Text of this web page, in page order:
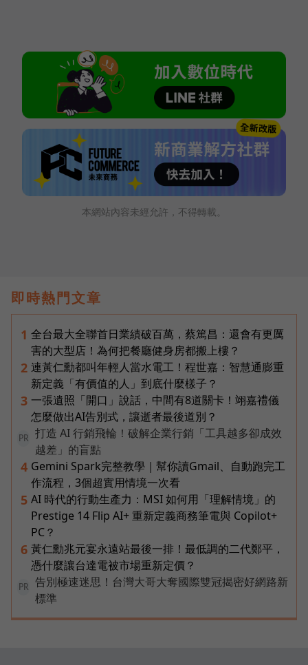
本網站內容未經允許，不得轉載。
即時熱門文章
1 全台最大全聯首日業績破百萬，蔡篤昌：還會有更厲
害的大型店！為何把餐廳健身房都搬上樓？
2 連黃仁勳都叫年輕人當水電工！程世嘉：智慧通膨重
新定義「有價值的人」到底什麼樣子？
3 一張遺照「開口」說話，中間有8道關卡！翊嘉禮儀
怎麼做出AI告別式，讓逝者最後道別？
PR
打造 AI 行銷飛輪！破解企業行銷「工具越多卻成效
越差」的盲點
4 Gemini Spark完整教學｜幫你讀Gmail、自動跑完工
作流程，3個超實用情境一次看
5 AI 時代的行動生產力：MSI 如何用「理解情境」的
Prestige 14 Flip AI+ 重新定義商務筆電與 Copilot+
PC？
6 黃仁勳兆元宴永遠站最後一排！最低調的二代鄭平，
憑什麼讓台達電被市場重新定價？
PR
告別極速迷思！台灣大哥大奪國際雙冠揭密好網路新
標準